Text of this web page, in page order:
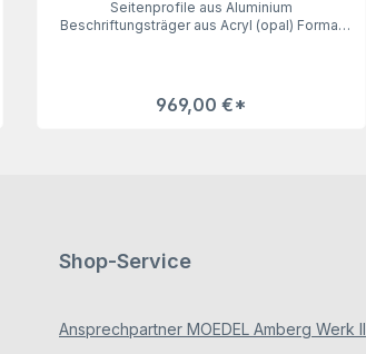
Seitenprofile aus Aluminium
Beschriftungsträger aus Acryl (opal) Format
x B), inkl. LED-Beleuchtung besticht durch
seine starke und gleichmäßgie Beleuchtung.
969,00 €*
Shop-Service
Ansprechpartner MOEDEL Amberg Werk II